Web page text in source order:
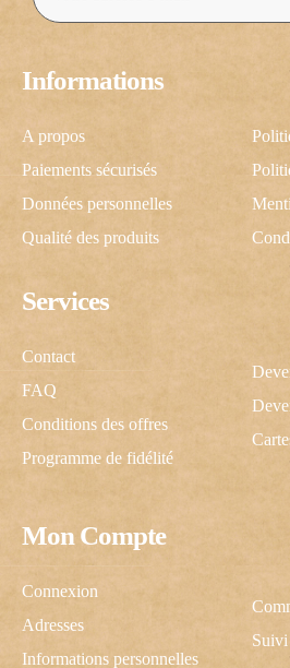
Mon Compte
Connexion
Adresses
Informations personnelles
Services
Contact
FAQ
Conditions des offres
Programme de fidélité
Informations
A propos
Paiements sécurisés
Données personnelles
Qualité des produits
C'est
Une